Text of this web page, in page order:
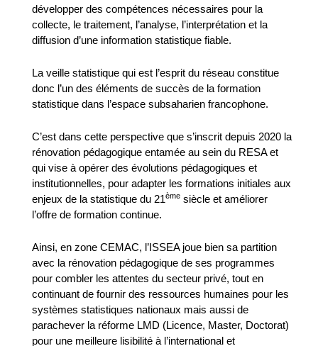
développer des compétences nécessaires pour la
collecte, le traitement, l’analyse, l’interprétation et la
diffusion d’une information statistique fiable.
La veille statistique qui est l’esprit du réseau constitue
donc l’un des éléments de succès de la formation
statistique dans l’espace subsaharien francophone.
C’est dans cette perspective que s’inscrit depuis 2020 la
rénovation pédagogique entamée au sein du RESA et
qui vise à opérer des évolutions pédagogiques et
institutionnelles, pour adapter les formations initiales aux
enjeux de la statistique du 21ème siècle et améliorer
l’offre de formation continue.
Ainsi, en zone CEMAC, l’ISSEA joue bien sa partition
avec la rénovation pédagogique de ses programmes
pour combler les attentes du secteur privé, tout en
continuant de fournir des ressources humaines pour les
systèmes statistiques nationaux mais aussi de
parachever la réforme LMD (Licence, Master, Doctorat)
pour une meilleure lisibilité à l’international et